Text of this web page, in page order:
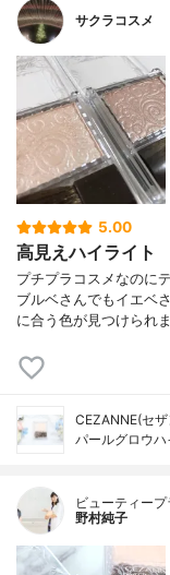
サクラコスメ
5.00
高見えハイライト
プチプラコスメなのに
ブルベさんでもイエベ
に合う色が見つけられ
CEZANNE(セ
パールグロウハ
ビューティー
野村純子